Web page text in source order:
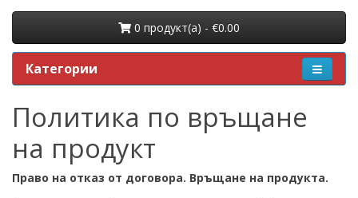
0 продукт(a) - €0.00
Категории
Политика по връщане
на продукт
Право на отказ от договора. Връщане на продукта.